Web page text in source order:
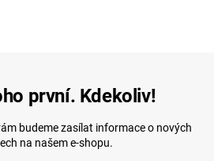
první. Kdekoliv!
budeme zasílat informace o nových
na našem e-shopu.